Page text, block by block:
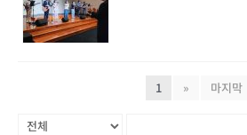
1 » 마지막